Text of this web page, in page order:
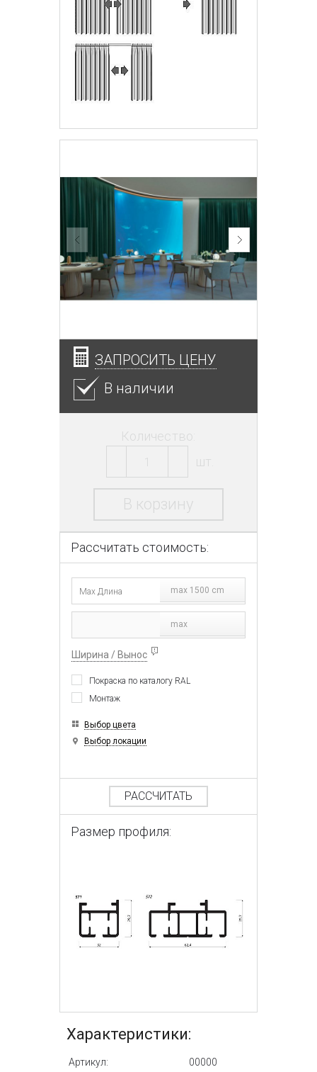
ЗАПРОСИТЬ ЦЕНУ
В наличии
Количество:
шт.
В корзину
Рассчитать стоимость:
max 1500 cm
max
Ширина / Вынос
Покраска по каталогу RAL
Монтаж
Выбор цвета
Выбор локации
РАССЧИТАТЬ
Размер профиля:
Характеристики:
Артикул: 00000